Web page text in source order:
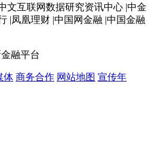
文互联网数据研究资讯中心 |中金
|凤凰理财 |中国网金融 |中国金融
融平台
体 商务合作 网站地图 宣传年